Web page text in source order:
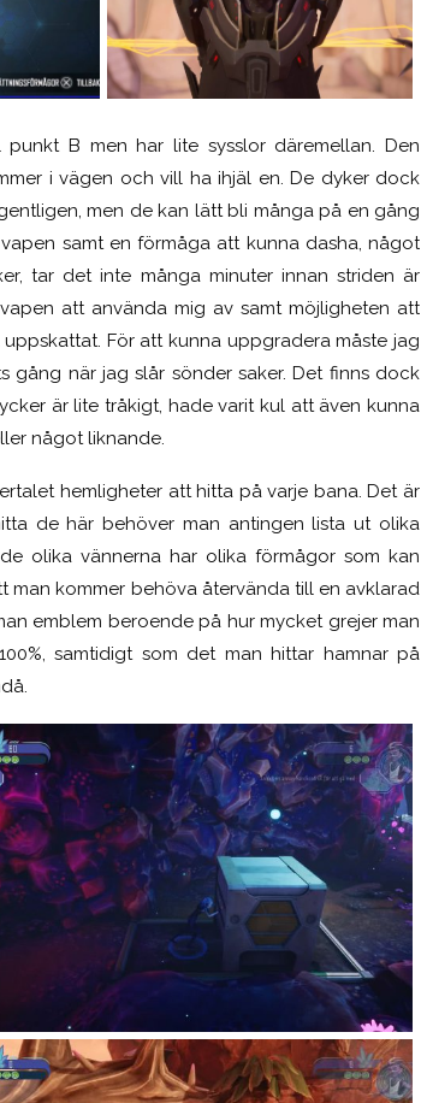
B men har lite sysslor däremellan. Den
i vägen och vill ha ihjäl en. De dyker dock
men de kan lätt bli många på en gång
samt en förmåga att kunna dasha, något
tar det inte många minuter innan striden är
att använda mig av samt möjligheten att
För att kunna uppgradera måste jag
gång när jag slår sönder saker. Det finns dock
är lite tråkigt, hade varit kul att även kunna
något liknande.
hemligheter att hitta på varje bana. Det är
de här behöver man antingen lista ut olika
olika vännerna har olika förmågor som kan
man kommer behöva återvända till en avklarad
emblem beroende på hur mycket grejer man
samtidigt som det man hittar hamnar på